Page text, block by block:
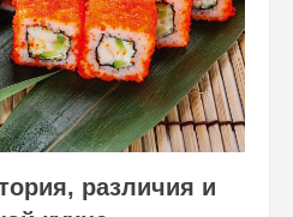
различия и